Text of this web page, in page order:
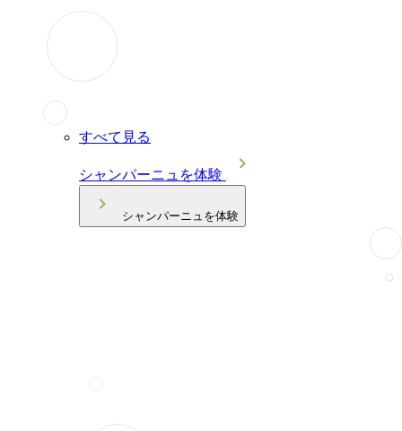
すべて見る
シャンパーニュを体験
シャンパーニュを体験